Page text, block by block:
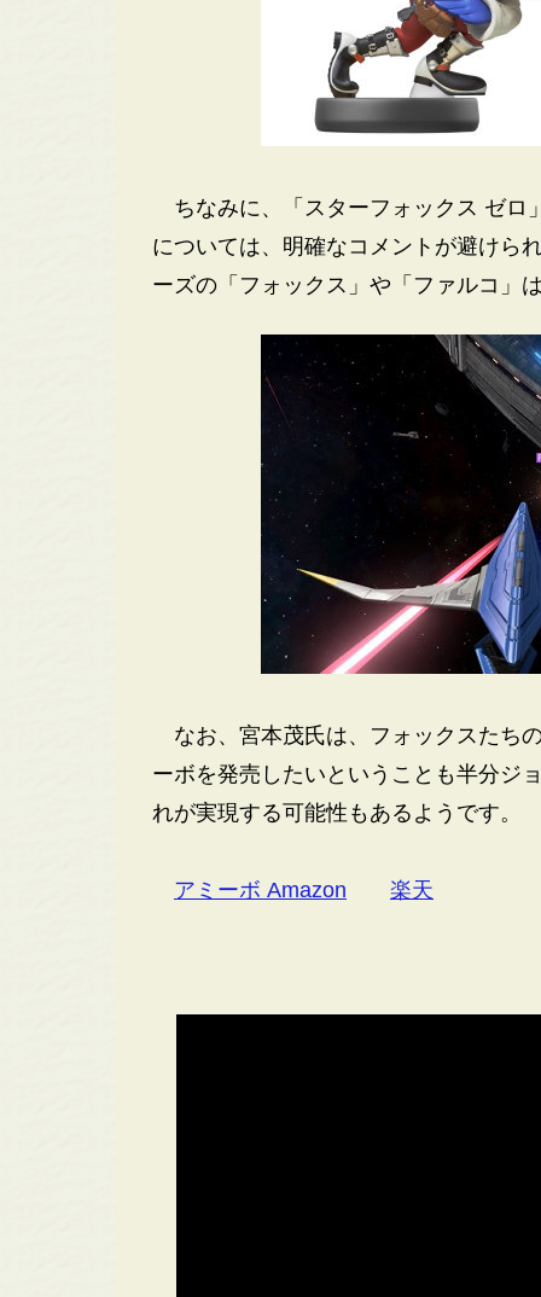
ちなみに、「スターフォックス ゼロ
については、明確なコメントが避けら
ーズの「フォックス」や「ファルコ」
なお、宮本茂氏は、フォックスたち
ーボを発売したいということも半分ジ
れが実現する可能性もあるようです。
アミーボ Amazon 楽天